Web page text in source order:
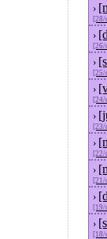
›
[28/
›
[26/
›
[25/
›
[24/
›
[23/
›
[22/
›
[21/
›
[19/
›
[18/